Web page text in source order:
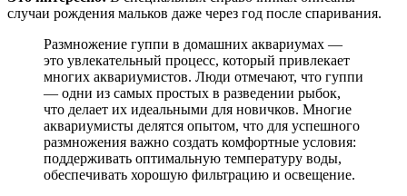
случаи рождения мальков даже через год после спаривания.
Размножение гуппи в домашних аквариумах —
это увлекательный процесс, который привлекает
многих аквариумистов. Люди отмечают, что гуппи
— одни из самых простых в разведении рыбок,
что делает их идеальными для новичков. Многие
аквариумисты делятся опытом, что для успешного
размножения важно создать комфортные условия:
поддерживать оптимальную температуру воды,
обеспечивать хорошую фильтрацию и освещение.